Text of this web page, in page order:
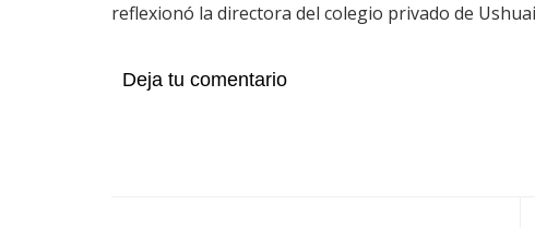
reflexionó la directora del colegio privado de
Deja tu comentario